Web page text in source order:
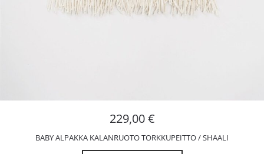
229,00€
BABY ALPAKKA KALANRUOTO TORKKUPEITTO / SHAALI